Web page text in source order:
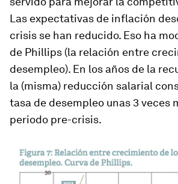
Las expectativas de inflación
crisis se han reducido. Eso ha
de Phillips (la relación entre
desempleo). En los años de la
la (misma) reducción salarial
tasa de desempleo unas 3 veces
periodo pre-crisis.